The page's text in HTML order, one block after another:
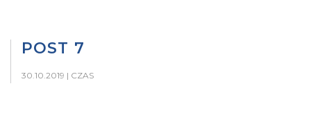
POST 7
30.10.2019 | CZAS